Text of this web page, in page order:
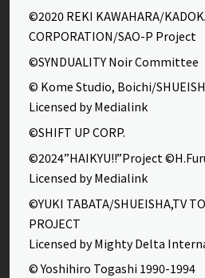
©2020 REKI KAWAHARA/
CORPORATION/SAO-P Project
©SYNDUALITY Noir Committee
© Kome Studio, Boichi/
Licensed by Medialink
©SHIFT UP CORP.
©2024”HAIKYU!!”Project
Licensed by Medialink
©YUKI TABATA/SHUEISHA,TV
PROJECT
Licensed by Mighty Delta
© Yoshihiro Togashi 1990-1994